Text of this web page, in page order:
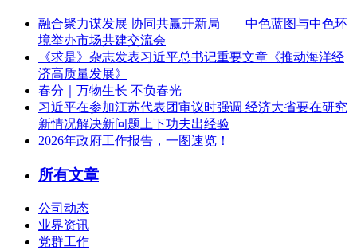
融合聚力谋发展 协同共赢开新局——中色蓝图与中色环
境举办市场共建交流会
《求是》杂志发表习近平总书记重要文章《推动海洋经
济高质量发展》
春分｜万物生长 不负春光
习近平在参加江苏代表团审议时强调 经济大省要在研究
新情况解决新问题上下功夫出经验
2026年政府工作报告，一图速览！
所有文章
公司动态
业界资讯
党群工作